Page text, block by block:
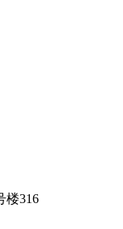
楼316